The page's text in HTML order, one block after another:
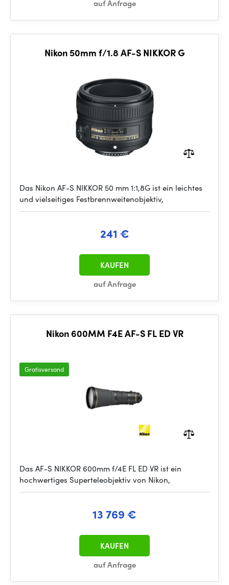
auf Anfrage
Nikon 50mm f/1.8 AF-S NIKKOR G
Das Nikon AF-S NIKKOR 50 mm 1:1,8G ist ein leichtes
und vielseitiges Festbrennweitenobjektiv,
241 €
auf Anfrage
KAUFEN
Nikon 600MM F4E AF-S FL ED VR
Gratisversand
Das AF-S NIKKOR 600mm f/4E FL ED VR ist ein
hochwertiges Superteleobjektiv von Nikon,
13 769 €
auf Anfrage
KAUFEN